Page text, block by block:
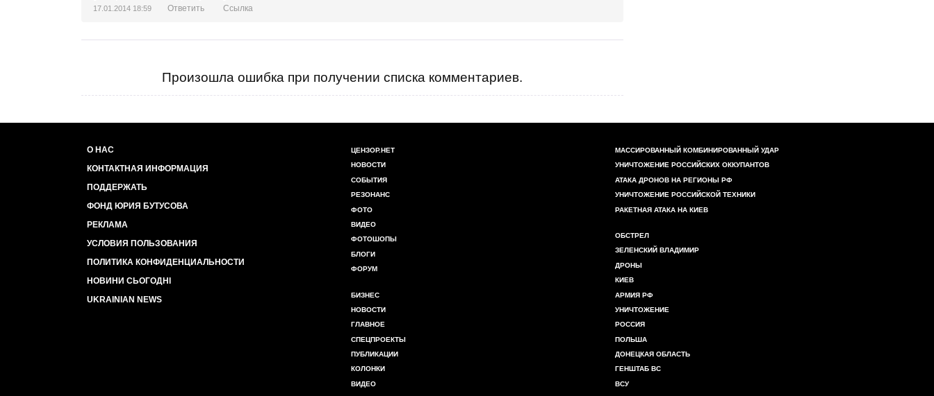
17.01.2014 18:59 Ответить Ссылка
Произошла ошибка при получении списка комментариев.
О НАС
КОНТАКТНАЯ ИНФОРМАЦИЯ
ПОДДЕРЖАТЬ
ФОНД ЮРИЯ БУТУСОВА
РЕКЛАМА
УСЛОВИЯ ПОЛЬЗОВАНИЯ
ПОЛИТИКА КОНФИДЕНЦИАЛЬНОСТИ
НОВИНИ СЬОГОДНІ
UKRAINIAN NEWS
ЦЕНЗОР.НЕТ
НОВОСТИ
СОБЫТИЯ
РЕЗОНАНС
ФОТО
ВИДЕО
ФОТОШОПЫ
БЛОГИ
ФОРУМ
БИЗНЕС
НОВОСТИ
ГЛАВНОЕ
СПЕЦПРОЕКТЫ
ПУБЛИКАЦИИ
КОЛОНКИ
ВИДЕО
МАССИРОВАННЫЙ КОМБИНИРОВАННЫЙ УДАР
УНИЧТОЖЕНИЕ РОССИЙСКИХ ОККУПАНТОВ
АТАКА ДРОНОВ НА РЕГИОНЫ РФ
УНИЧТОЖЕНИЕ РОССИЙСКОЙ ТЕХНИКИ
РАКЕТНАЯ АТАКА НА КИЕВ
ОБСТРЕЛ
ЗЕЛЕНСКИЙ ВЛАДИМИР
ДРОНЫ
КИЕВ
АРМИЯ РФ
УНИЧТОЖЕНИЕ
РОССИЯ
ПОЛЬША
ДОНЕЦКАЯ ОБЛАСТЬ
ГЕНШТАБ ВС
ВСУ